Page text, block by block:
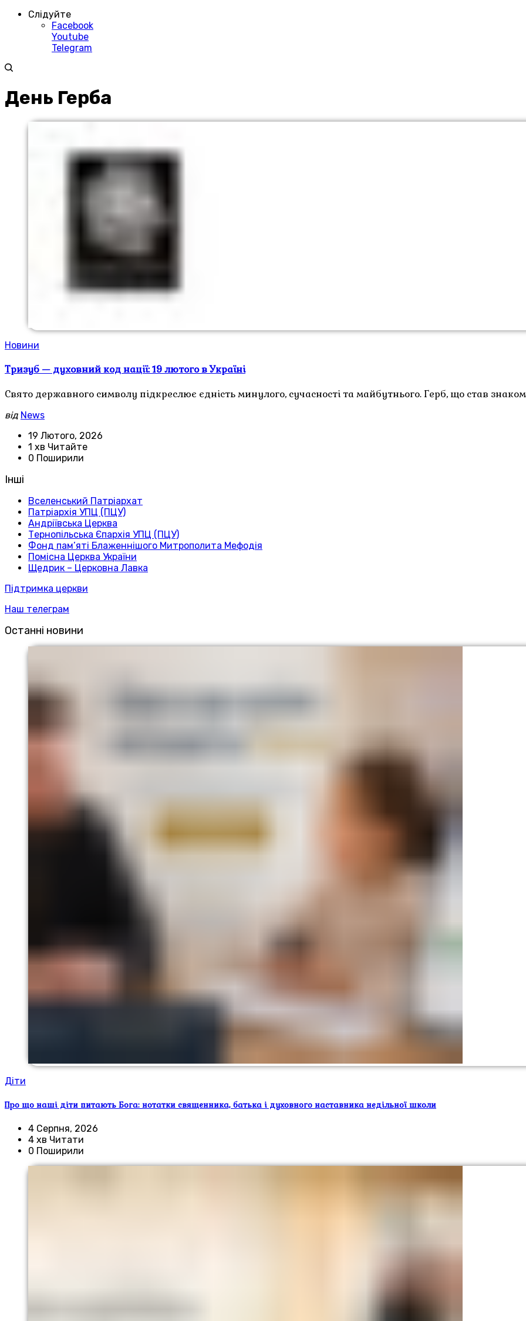
Слідуйте
Facebook
Youtube
Telegram
День Герба
Новини
Тризуб — духовний код нації: 19 лютого в Україні
Свято державного символу підкреслює єдність минулого, сучасності та майбутнього. Герб, що став
від News
19 Лютого, 2026
1 хв Читайте
0 Поширили
Інші
Вселенський Патріархат
Патріархія УПЦ (ПЦУ)
Андріївська Церква
Тернопільська Єпархія УПЦ (ПЦУ)
Фонд пам’яті Блаженнішого Митрополита Мефодія
Помісна Церква України
Щедрик – Церковна Лавка
Підтримка церкви
Наш телеграм
Останні новини
Діти
Про що наші діти питають Бога: нотатки священника, батька і духовного наставника недільної школи
4 Серпня, 2026
4 хв Читати
0 Поширили